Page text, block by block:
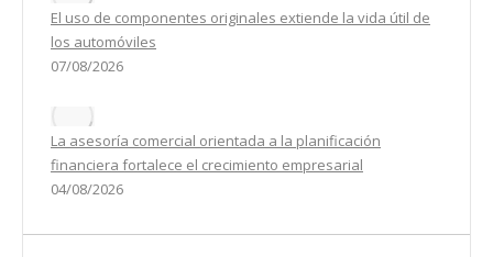
El uso de componentes originales extiende la vida útil de
los automóviles
07/08/2026
La asesoría comercial orientada a la planificación
financiera fortalece el crecimiento empresarial
04/08/2026